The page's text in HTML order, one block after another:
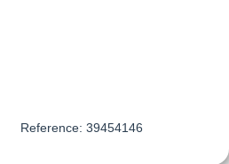
Reference: 39454146